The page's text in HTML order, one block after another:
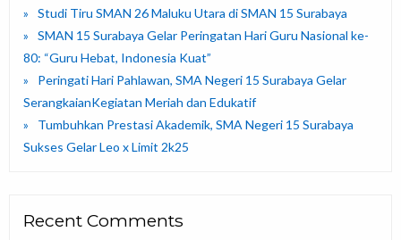
Studi Tiru SMAN 26 Maluku Utara di SMAN 15 Surabaya
SMAN 15 Surabaya Gelar Peringatan Hari Guru Nasional ke-
80: “Guru Hebat, Indonesia Kuat”
Peringati Hari Pahlawan, SMA Negeri 15 Surabaya Gelar
SerangkaianKegiatan Meriah dan Edukatif
Tumbuhkan Prestasi Akademik, SMA Negeri 15 Surabaya
Sukses Gelar Leo x Limit 2k25
Recent Comments